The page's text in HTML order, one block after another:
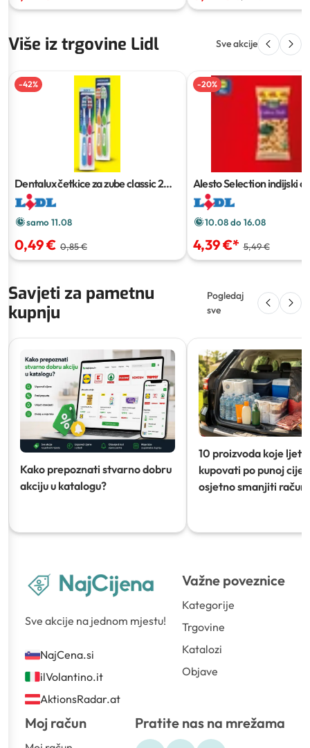
Više iz trgovine Lidl Sve akcije
-42%
Dentalux četkice za zube classic2
kom
samo 11.08
0,49 € 0,85 €
-20%
Alesto Selection indijski
500 g
10.08 do 16.08
4,39 €* 5,49 €
Savjeti za pametnu
kupnju
Pogledaj
sve
Kako prepoznati stvarno dobru
akciju u katalogu?
10 proizvoda koje ljeti
kupovati po punoj
osjetno smanjiti račun)
Sve akcije na jednom mjestu!
NajCena.si
ilVolantino.it
AktionsRadar.at
Važne poveznice
Kategorije
Trgovine
Katalozi
Objave
Moj račun Pratite nas na mrežama